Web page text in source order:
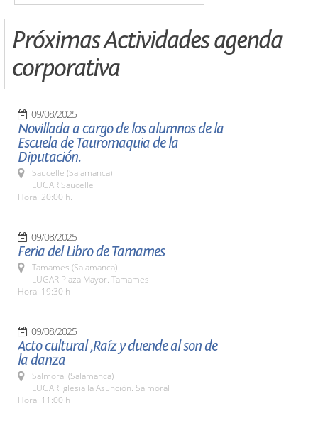
Próximas Actividades agenda
corporativa
09/08/2025
Novillada a cargo de los alumnos de la
Escuela de Tauromaquia de la
Diputación.
Saucelle (Salamanca)
LUGAR Saucelle
Hora: 20:00 h.
09/08/2025
Feria del Libro de Tamames
Tamames (Salamanca)
LUGAR Plaza Mayor. Tamames
Hora: 19:30 h
09/08/2025
Acto cultural ,Raíz y duende al son de
la danza
Salmoral (Salamanca)
LUGAR Iglesia la Asunción. Salmoral
Hora: 11:00 h